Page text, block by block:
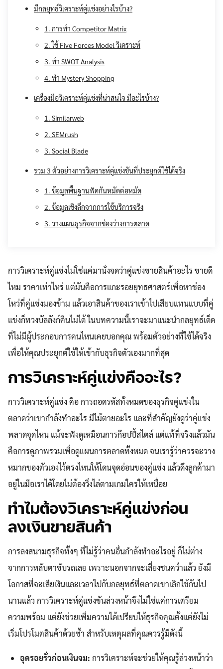
มีกลยุทธ์วิเคราะห์คู่แข่งอย่างไรบ้าง?
1. การทำ Competitor Matrix
2. ใช้ Five Forces Model วิเคราะห์
3. ทำ SWOT Analysis
4. ทำ Mystery Shopping
เครื่องมือวิเคราะห์คู่แข่งที่น่าสนใจ มีอะไรบ้าง?
1. Similarweb
2. SEMrush
3. Social Blade
รวม 3 ตัวอย่างการวิเคราะห์คู่แข่งขันที่ประยุกต์ใช้ได้จริง
1. ข้อมูลพื้นฐานฟัดกันหมัดต่อหมัด
2. ข้อมูลเชิงลึกจากการใช้บริการจริง
3. วางแผนธุรกิจจากช่องว่างการตลาด
การวิเคราะห์คู่แข่งไม่ใช่แค่มานั่งจดว่าคู่แข่งขายสินค้าอะไร ขายดี
ไหม ราคาเท่าไหร่ แต่มันคือการแกะรอยยุทธศาสตร์เพื่อหาช่อง
โหว่ที่คู่แข่งมองข้าม แล้วเอาสินค้าของเราเข้าไปเสียบแทนแบบที่คู่
แข่งก็ทวงบัลลังก์คืนไม่ได้ ในบทความนี้เราจะมาแนะนำกลยุทธ์เด็ด
ที่ไม่มีผู้ประกอบการคนไหนเคยบอกคุณ พร้อมตัวอย่างที่ใช้ได้จริง
เพื่อให้คุณประยุกต์ใช้ให้เข้ากับธุรกิจตัวเองมากที่สุด
การวิเคราะห์คู่แข่งคืออะไร?
การวิเคราะห์คู่แข่ง คือ การถอดรหัสทั้งหมดของธุรกิจคู่แข่งใน
ตลาดว่าเขากำลังทำอะไร มีไม้ตายอะไร และที่สำคัญยังดูว่าคู่แข่ง
พลาดจุดไหน แม้จะฟังดูเหมือนการก๊อปปี้สไตล์ แต่แท้ที่จริงแล้วมัน
คือการดูภาพรวมเพื่อดูแผนการตลาดทั้งหมด จนเรารู้ว่าควรจะวาง
หมากของตัวเองไว้ตรงไหนให้โดนจุดอ่อนของคู่แข่ง แล้วดึงลูกค้ามา
อยู่ในมือเราได้โดยไม่ต้องวิ่งไล่ตามเกมใครให้เหนื่อย
ทำไมต้องวิเคราะห์คู่แข่งก่อน
ลงเงินขายสินค้า
การลงสนามธุรกิจทั้งๆ ที่ไม่รู้ว่าคนอื่นกำลังทำอะไรอยู่ ก็ไม่ต่าง
จากการหลับตาขับรถเลย เพราะนอกจากจะเสี่ยงชนคว่ำแล้ว ยังมี
โอกาสที่จะเสียเงินและเวลาไปกับกลยุทธ์ที่ตลาดเขาเลิกใช้กันไป
นานแล้ว การวิเคราะห์คู่แข่งขันล่วงหน้าจึงไม่ใช่แค่การเตรียม
ความพร้อม แต่ยังช่วยเพิ่มความได้เปรียบให้ธุรกิจคุณตั้งแต่ยังไม่
เริ่มโปรโมตสินค้าด้วยซ้ำ สำหรับเหตุผลที่คุณควรรู้มีดังนี้
อุดรอยรั่วก่อนเงินจม: การวิเคราะห์จะช่วยให้คุณรู้ล่วงหน้าว่า